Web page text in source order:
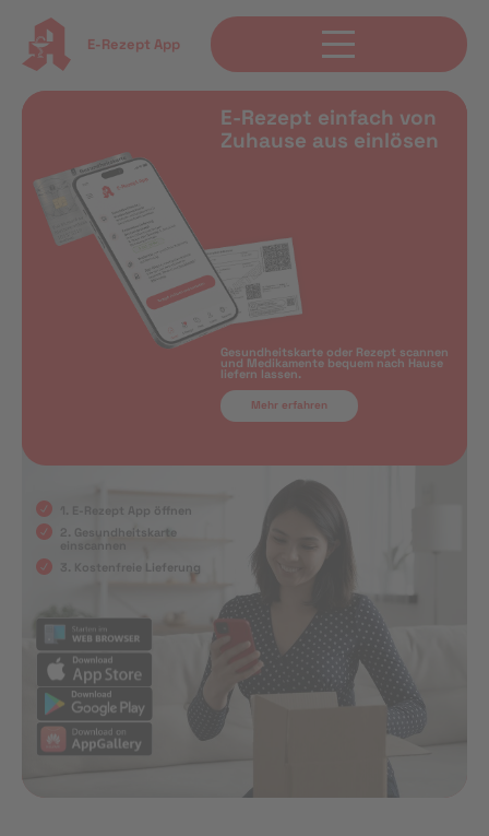
E-Rezept App
E-Rezept einfach von
Zuhause aus einlösen
Gesundheitskarte oder Rezept scannen
und Medikamente bequem nach Hause
liefern lassen.
Mehr erfahren
1. E-Rezept App öffnen
2. Gesundheitskarte
einscannen
3. Kostenfreie Lieferung